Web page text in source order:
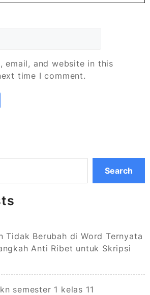
email, and website in this
time I comment.
Search
Tidak Berubah di Word Ternyata
Anti Ribet untuk Skripsi
semester 1 kelas 11